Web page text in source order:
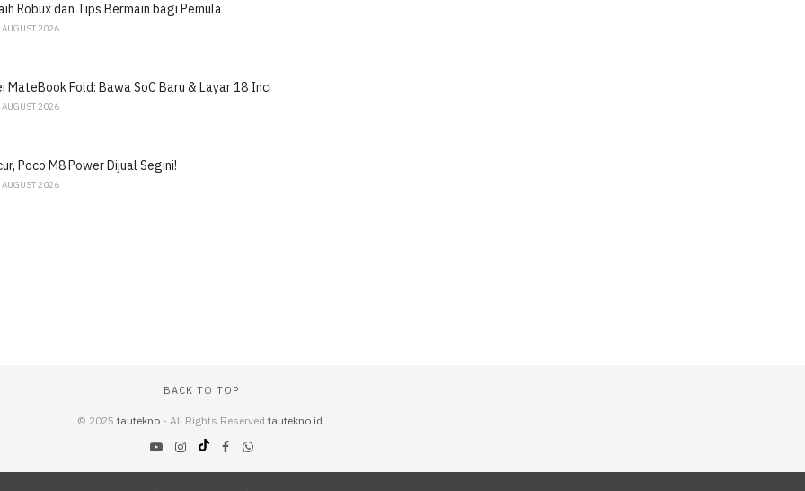
Robux dan Tips Bermain bagi Pemula
AUGUST 2026
MateBook Fold: Bawa SoC Baru & Layar 18 Inci
AUGUST 2026
Poco M8 Power Dijual Segini!
AUGUST 2026
BACK TO TOP
© 2025 tautekno - All Rights Reserved tautekno.id.